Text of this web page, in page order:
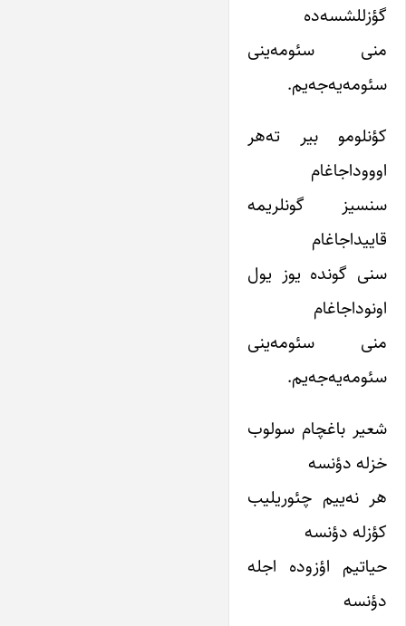
گؤزللشسه‌ده
منی سئومه‌ینی
سئومه‌یه‌جه‌یم.
کؤنلومو بیر ته‌هر
اوووداجاغام
سنسیز گونلریمه
قاییداجاغام
سنی گونده یوز یول
اونوداجاغام
منی سئومه‌ینی
سئومه‌یه‌جه‌یم.
شعیر باغچام سولوب
خزله دؤنسه
هر نه‌ییم چئوریلیب
کؤزله دؤنسه
حیاتیم اؤزوده اجله
دؤنسه